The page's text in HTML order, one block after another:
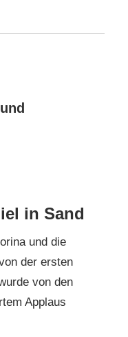
in Sand
und die
der ersten
von den
Applaus